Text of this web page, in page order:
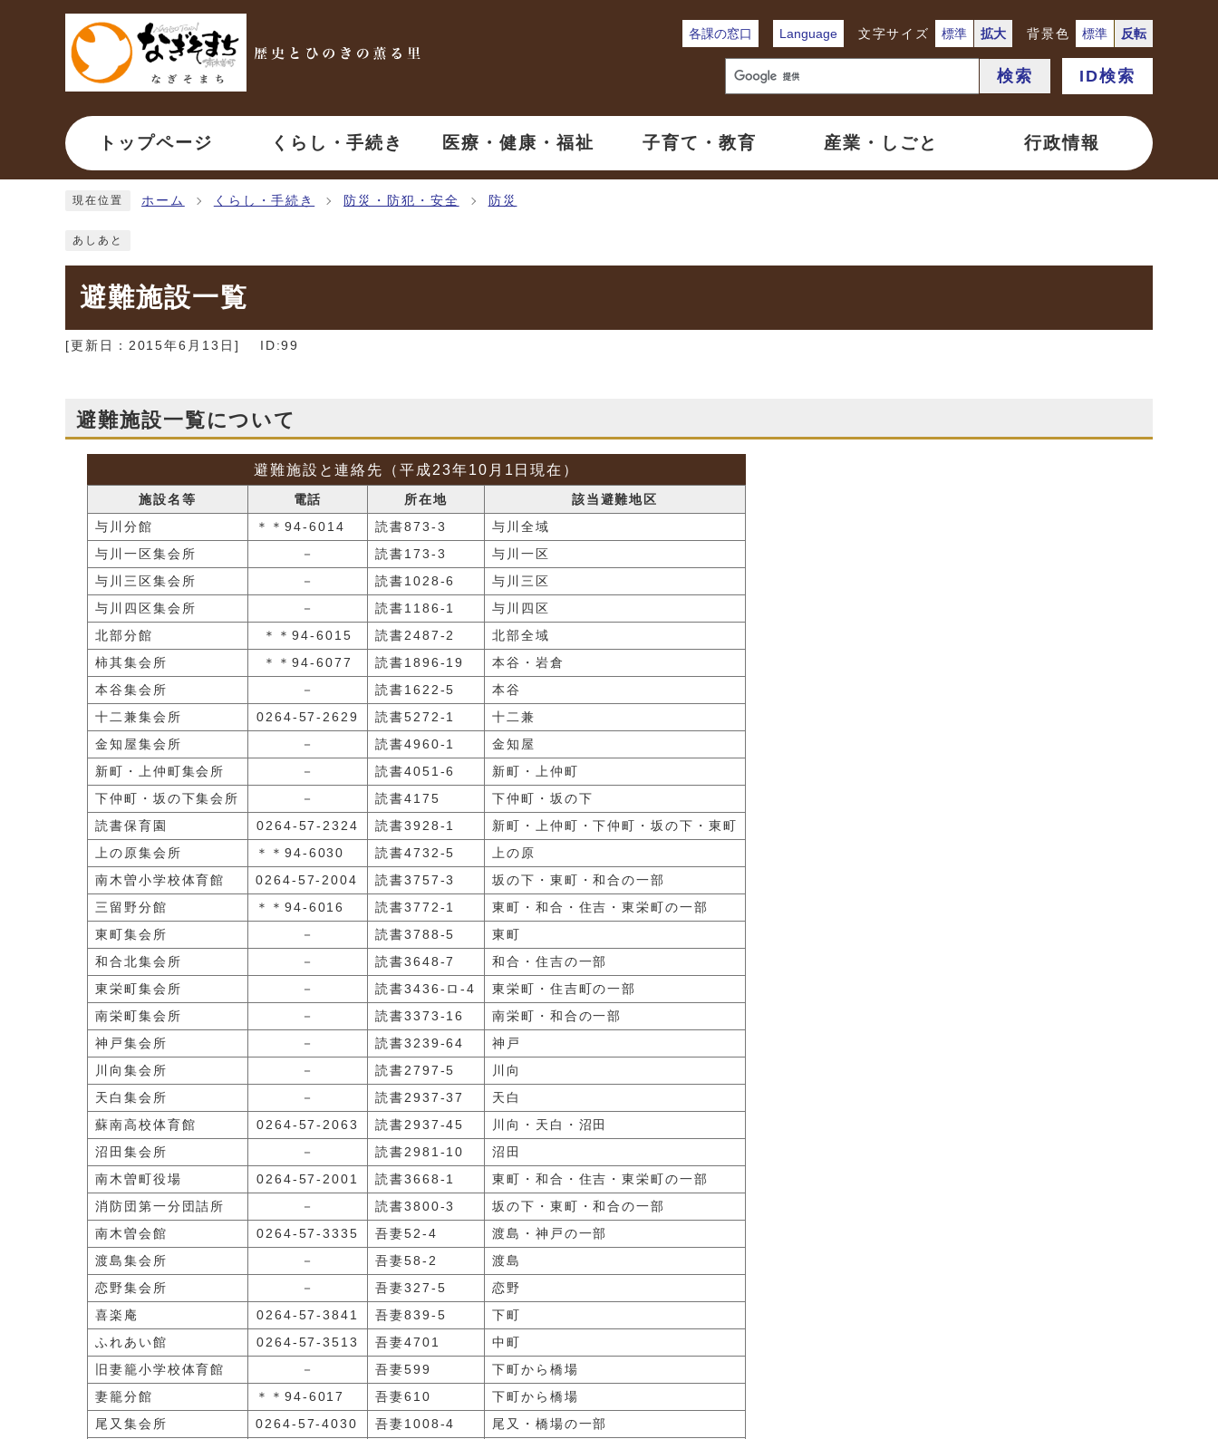
ページの先頭です
各課の窓口 Language 文字サイズ 標準 拡大 背景色 標準 反転
検索 ID検索
トップページ くらし・手続き 医療・健康・福祉 子育て・教育 産業・しごと 行政情報
現在位置 ホーム くらし・手続き 防災・防犯・安全 防災
あしあと
避難施設一覧
[更新日： 2015年6月13日 ] ID:99
避難施設一覧について
避難施設と連絡先（平成23年10月1日現在）
施設名等 電話 所在地
該当避難地区
与川分館
＊＊94-6014 読書873-3
与川全域
与川一区集会所
－ 読書173-3
与川一区
与川三区集会所
－ 読書1028-6
与川三区
与川四区集会所
－ 読書1186-1
与川四区
北部分館
＊＊94-6015 読書2487-2
北部全域
柿其集会所
＊＊94-6077 読書1896-19
本谷・岩倉
本谷集会所
－ 読書1622-5
本谷
十二兼集会所
0264-57-2629 読書5272-1
十二兼
金知屋集会所
－ 読書4960-1
金知屋
新町・上仲町集会所
－ 読書4051-6
新町・上仲町
下仲町・坂の下集会所
－ 読書4175
下仲町・坂の下
読書保育園
0264-57-2324 読書3928-1
新町・上仲町・下仲町・坂の下・東町
上の原集会所
＊＊94-6030 読書4732-5
上の原
南木曽小学校体育館
0264-57-2004 読書3757-3
坂の下・東町・和合の一部
三留野分館
＊＊94-6016 読書3772-1
東町・和合・住吉・東栄町の一部
東町集会所
－ 読書3788-5
東町
和合北集会所
－ 読書3648-7
和合・住吉の一部
東栄町集会所
－ 読書3436-ロ-4
東栄町・住吉町の一部
南栄町集会所
－ 読書3373-16
南栄町・和合の一部
神戸集会所
－ 読書3239-64
神戸
川向集会所
－ 読書2797-5
川向
天白集会所
－ 読書2937-37
天白
蘇南高校体育館
0264-57-2063 読書2937-45
川向・天白・沼田
沼田集会所
－ 読書2981-10
沼田
南木曽町役場
0264-57-2001 読書3668-1
東町・和合・住吉・東栄町の一部
消防団第一分団詰所
－ 読書3800-3
坂の下・東町・和合の一部
南木曽会館
0264-57-3335 吾妻52-4
渡島・神戸の一部
渡島集会所
－ 吾妻58-2
渡島
恋野集会所
－ 吾妻327-5
恋野
喜楽庵
0264-57-3841 吾妻839-5
下町
ふれあい館
0264-57-3513 吾妻4701
中町
旧妻籠小学校体育館
－ 吾妻599
下町から橋場
妻籠分館
＊＊94-6017 吾妻610
下町から橋場
尾又集会所
0264-57-4030 吾妻1008-4
尾又・橋場の一部